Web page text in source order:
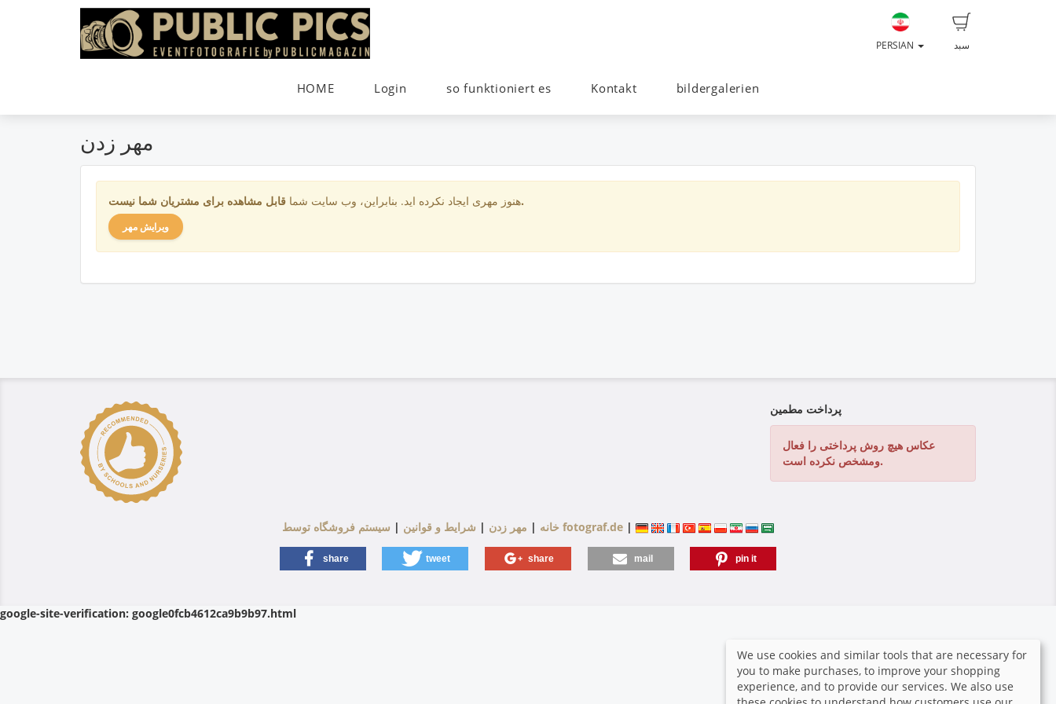
سبد PERSIAN
HOME Login so funktioniert es Kontakt bildergalerien
مهر زدن
هنوز مهری ایجاد نکرده اید. بنابراین، وب سایت شما قابل مشاهده برای مشتریان شما نیست.
ویرایش مهر
پرداخت مطمین
عکاس هیچ روش پرداختی را فعال
ومشخص نکرده است.
خانه | مهر زدن | شرایط و قوانین | سیستم فروشگاه توسط fotograf.de |
share tweet share mail pin it
google-site-verification: google0fcb4612ca9b9b97.html
We use cookies and similar tools that are necessary for
you to make purchases, to improve your shopping
experience, and to provide our services. We also use